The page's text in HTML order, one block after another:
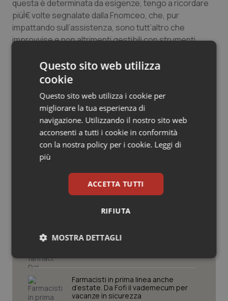
Salute orale & impianti
Sangue & coagulazione
Tiroide
Tumore al seno
Tumore ovarico
Tumori del Polmone & Testa Collo
Tumori gastrointestinali
Ulcera & Reflusso
questa è determinata da esigenze, tengo a ricordare
piùÌ€ volte segnalate dalla Fnomceo, che, pur
impattando sull’assistenza, sono tutt’altro che
improvvise e non altrimenti gestibili con strumenti
14 Settembre 2022
© Riproduzione riservata
Potrebbe interessarti in
Lavoro e Professioni
le istruzioni per il Data Matrix. Entro l’8
Farmacisti in prima linea anche
d’estate. Da Fofi il vademecum per
vacanze in sicurezza
Questo sito web utilizza
cookie
Questo sito web utilizza i cookie per
migliorare la tua esperienza di
navigazione. Utilizzando il nostro sito web
acconsenti a tutti i cookie in conformità
con la nostra policy per i cookie. Leggi di
più
ACCETTA TUTTI
RIFIUTA
MOSTRA DETTAGLI
Necessari Statistici Marketing